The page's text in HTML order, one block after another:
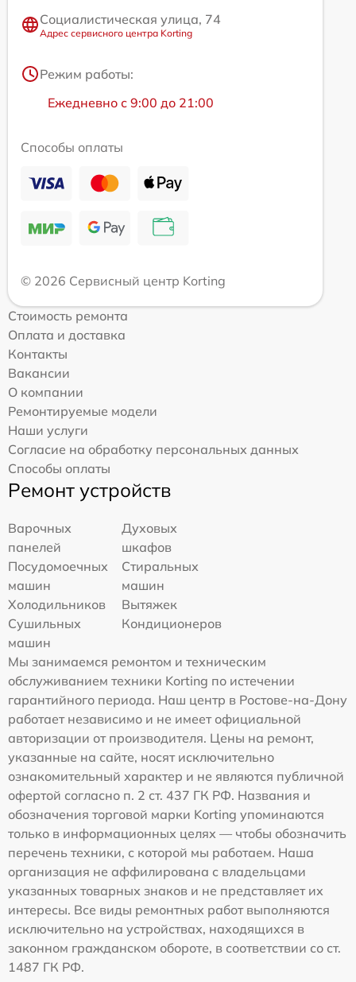
Социалистическая улица, 74
Адрес сервисного центра Korting
Режим работы:
Ежедневно с 9:00 до 21:00
Способы оплаты
© 2026 Сервисный центр Korting
Стоимость ремонта
Оплата и доставка
Контакты
Вакансии
О компании
Ремонтируемые модели
Наши услуги
Согласие на обработку персональных данных
Способы оплаты
Ремонт устройств
Варочных
панелей
Духовых
шкафов
Посудомоечных
машин
Стиральных
машин
Холодильников
Вытяжек
Сушильных
машин
Кондиционеров
Мы занимаемся ремонтом и техническим
обслуживанием техники Korting по истечении
гарантийного периода. Наш центр в Ростове-на-Дону
работает независимо и не имеет официальной
авторизации от производителя. Цены на ремонт,
указанные на сайте, носят исключительно
ознакомительный характер и не являются публичной
офертой согласно п. 2 ст. 437 ГК РФ. Названия и
обозначения торговой марки Korting упоминаются
только в информационных целях — чтобы обозначить
перечень техники, с которой мы работаем. Наша
организация не аффилирована с владельцами
указанных товарных знаков и не представляет их
интересы. Все виды ремонтных работ выполняются
исключительно на устройствах, находящихся в
законном гражданском обороте, в соответствии со ст.
1487 ГК РФ.